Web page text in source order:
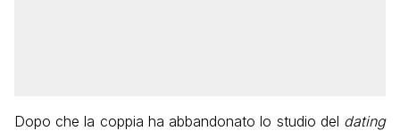
Dopo che la coppia ha abbandonato lo studio del dating